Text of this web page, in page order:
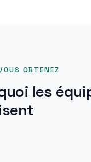
OBTENEZ
les